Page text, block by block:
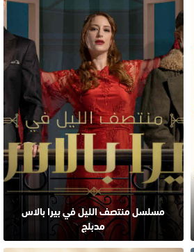
مسلسل ‎منتصف الليل في بيرا بالاس
مدبلج